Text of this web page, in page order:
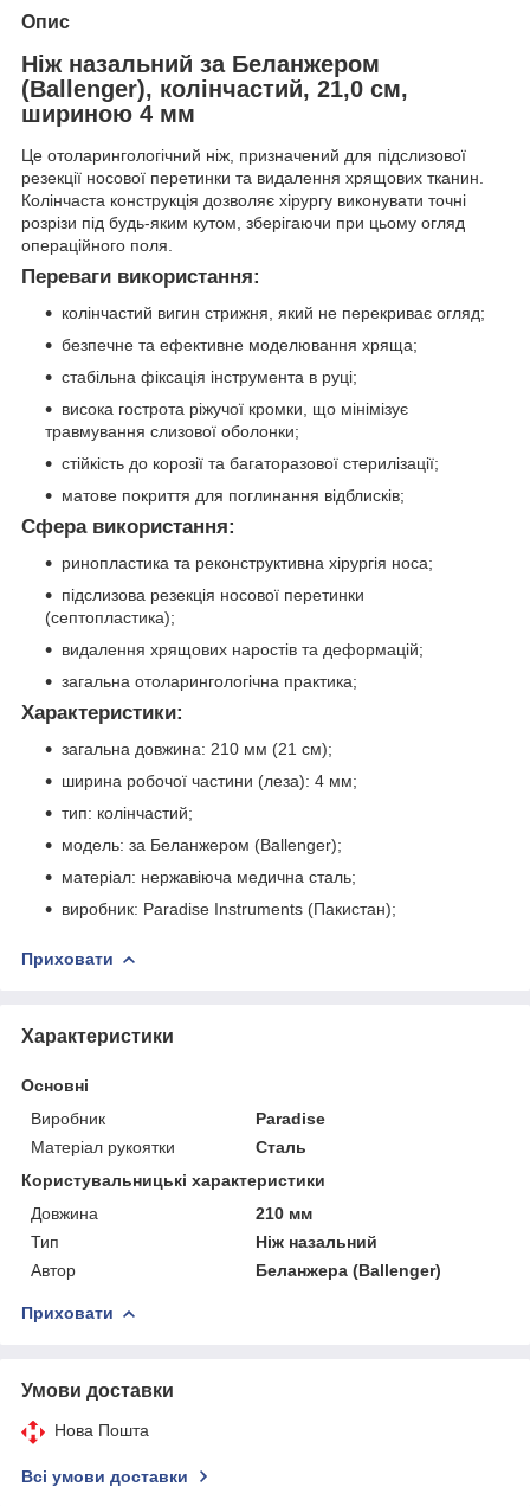
Опис
Ніж назальний за Беланжером
(Ballenger), колінчастий, 21,0 см,
шириною 4 мм
Це отоларингологічний ніж, призначений для підслизової
резекції носової перетинки та видалення хрящових тканин.
Колінчаста конструкція дозволяє хірургу виконувати точні
розрізи під будь-яким кутом, зберігаючи при цьому огляд
операційного поля.
Переваги використання:
колінчастий вигин стрижня, який не перекриває огляд;
безпечне та ефективне моделювання хряща;
стабільна фіксація інструмента в руці;
висока гострота ріжучої кромки, що мінімізує
травмування слизової оболонки;
стійкість до корозії та багаторазової стерилізації;
матове покриття для поглинання відблисків;
Сфера використання:
ринопластика та реконструктивна хірургія носа;
підслизова резекція носової перетинки
(септопластика);
видалення хрящових наростів та деформацій;
загальна отоларингологічна практика;
Характеристики:
загальна довжина: 210 мм (21 см);
ширина робочої частини (леза): 4 мм;
тип: колінчастий;
модель: за Беланжером (Ballenger);
матеріал: нержавіюча медична сталь;
виробник: Paradise Instruments (Пакистан);
Приховати
Характеристики
Основні
Виробник
Paradise
Матеріал рукоятки
Сталь
Користувальницькі характеристики
Довжина
210 мм
Тип
Ніж назальний
Автор
Беланжера (Ballenger)
Приховати
Умови доставки
Нова Пошта
Всі умови доставки